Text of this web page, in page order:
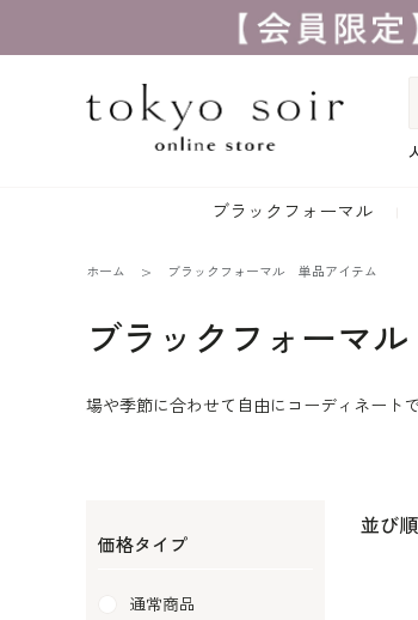
ブラックフォーマル
ホーム ブラックフォーマル 単品アイテム
ブラックフォーマ
場や季節に合わせて自由にコーディネート
並び順
価格タイプ
通常商品